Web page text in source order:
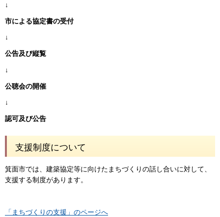
↓
市による協定書の受付
↓
公告及び縦覧
↓
公聴会の開催
↓
認可及び公告
支援制度について
箕面市では、建築協定等に向けたまちづくりの話し合いに対して、
支援する制度があります。
「まちづくりの支援」のページへ